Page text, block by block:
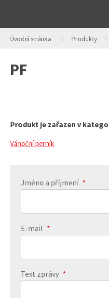
Úvodní stránka Produkty
PF
Produkt je zařazen v
Vánoční perník
Jméno a příjmení *
E-mail *
Text zprávy *